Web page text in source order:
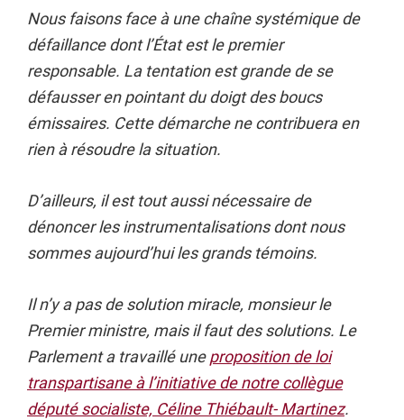
Nous faisons face à une chaîne systémique de
défaillance dont l’État est le premier
responsable. La tentation est grande de se
défausser en pointant du doigt des boucs
émissaires. Cette démarche ne contribuera en
rien à résoudre la situation.
D’ailleurs, il est tout aussi nécessaire de
dénoncer les instrumentalisations dont nous
sommes aujourd’hui les grands témoins.
Il n’y a pas de solution miracle, monsieur le
Premier ministre, mais il faut des solutions. Le
Parlement a travaillé uneproposition de loi
transpartisane à l’initiative de notre collègue
député socialiste, Céline Thiébault- Martinez.